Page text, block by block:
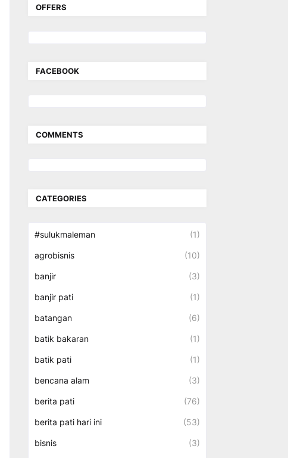
OFFERS
FACEBOOK
COMMENTS
CATEGORIES
#sulukmaleman (1)
agrobisnis (10)
banjir (3)
banjir pati (1)
batangan (6)
batik bakaran (1)
batik pati (1)
bencana alam (3)
berita pati (76)
berita pati hari ini (53)
bisnis (3)